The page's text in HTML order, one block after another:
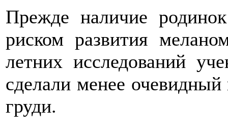
Прежде наличие
риском развития
летних исследований
сделали менее
груди.